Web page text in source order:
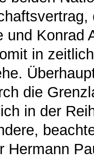
und Konrad
in
die
in der
Hermann